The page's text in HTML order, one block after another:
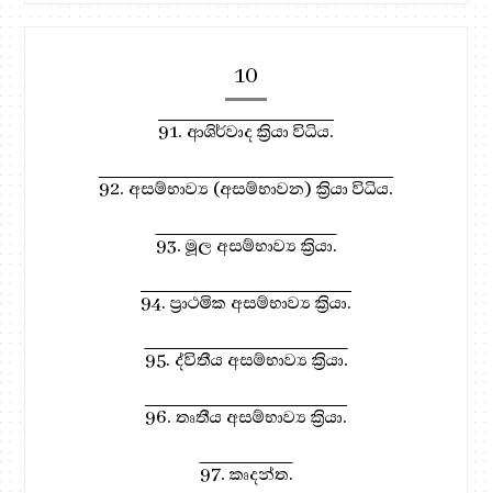
10
91. ආශිර්වාද ක්‍රියා විධිය.
92. අසම්භාව්‍ය (අසම්භාවන) ක්‍රියා විධිය.
93. මූල අසම්භාව්‍ය ක්‍රියා.
94. ප්‍රාථමික අසම්භාව්‍ය ක්‍රියා.
95. ද්විතීය අසම්භාව්‍ය ක්‍රියා.
96. තෘතීය අසම්භාව්‍ය ක්‍රියා.
97. කෘදන්ත.